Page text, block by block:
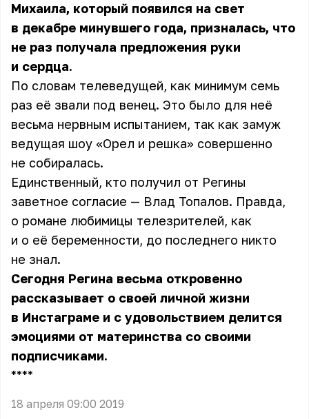
Михаила, который появился на свет
в декабре минувшего года, призналась, что
не раз получала предложения руки
и сердца.
По словам телеведущей, как минимум семь
раз её звали под венец. Это было для неё
весьма нервным испытанием, так как замуж
ведущая шоу «Орел и решка» совершенно
не собиралась.
Единственный, кто получил от Регины
заветное согласие — Влад Топалов. Правда,
о романе любимицы телезрителей, как
и о её беременности, до последнего никто
не знал.
Сегодня Регина весьма откровенно
рассказывает о своей личной жизни
в Инстаграме и с удовольствием делится
эмоциями от материнства со своими
подписчиками.
** **
18 апреля 09:00 2019